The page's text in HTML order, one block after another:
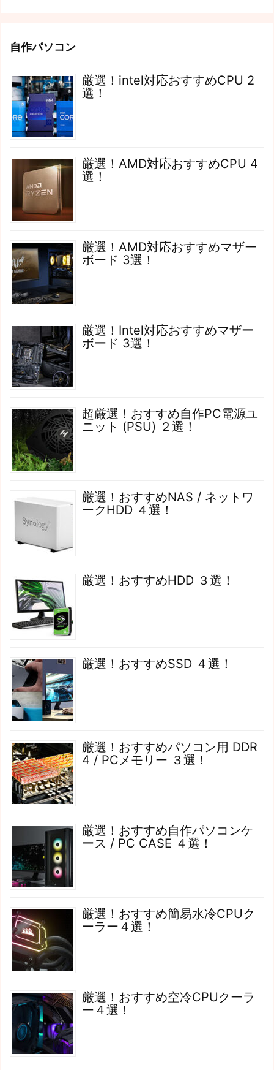
自作パソコン
厳選！intel対応おすすめCPU 2
選！
厳選！AMD対応おすすめCPU 4
選！
厳選！AMD対応おすすめマザー
ボード 3選！
厳選！Intel対応おすすめマザー
ボード 3選！
超厳選！おすすめ自作PC電源ユ
ニット (PSU) ２選！
厳選！おすすめNAS / ネットワ
ークHDD ４選！
厳選！おすすめHDD ３選！
厳選！おすすめSSD ４選！
厳選！おすすめパソコン用 DDR
4 / PCメモリー ３選！
厳選！おすすめ自作パソコンケ
ース / PC CASE ４選！
厳選！おすすめ簡易水冷CPUク
ーラー４選！
厳選！おすすめ空冷CPUクーラ
ー４選！